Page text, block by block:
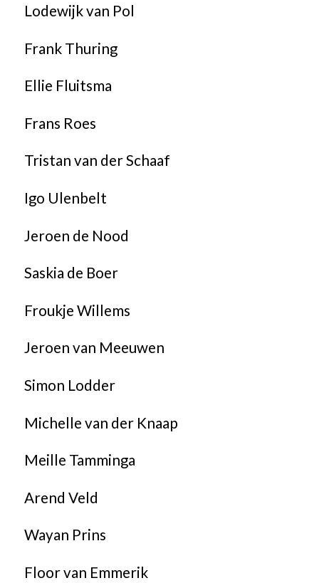
Lodewijk van Pol
Frank Thuring
Ellie Fluitsma
Frans Roes
Tristan van der Schaaf
Igo Ulenbelt
Jeroen de Nood
Saskia de Boer
Froukje Willems
Jeroen van Meeuwen
Simon Lodder
Michelle van der Knaap
Meille Tamminga
Arend Veld
Wayan Prins
Floor van Emmerik